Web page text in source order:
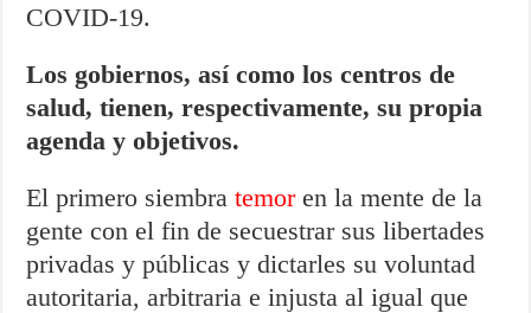
COVID-19.
Los gobiernos, así como los centros de
salud, tienen, respectivamente, su propia
agenda y objetivos.
El primero siembratemoren la mente de la
gente con el fin de secuestrar sus libertades
privadas y públicas y dictarles su voluntad
autoritaria, arbitraria e injusta al igual que